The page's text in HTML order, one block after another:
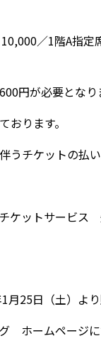
／1階A指定
円が必要となり
ります。
チケットの払い
チケットサー
月25日（土）よ
ホームページに